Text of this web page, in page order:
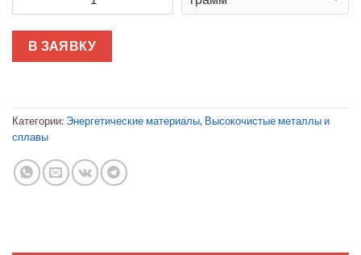
В ЗАЯВКУ
Категории: Энергетические материалы, Высокочистые металлы и
сплавы